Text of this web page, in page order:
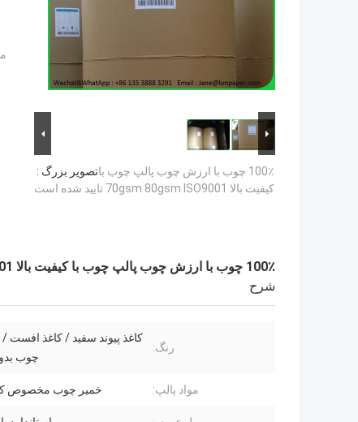
تصویر بزرگ :100٪ چوب با ارزش چوب پالپ چوب با
کیفیت بالا 70gsm 80gsm ISO9001 تایید شده است
100٪ چوب با ارزش چوب پالپ چوب با کیفیت بالا 70gsm 80gsm ISO9001 تایید شده است
شرح
رنگ:
کاغذ پیوند سفید / کاغذ افست /
چوب
مواد پالپ: خمیر چوب مخصوص